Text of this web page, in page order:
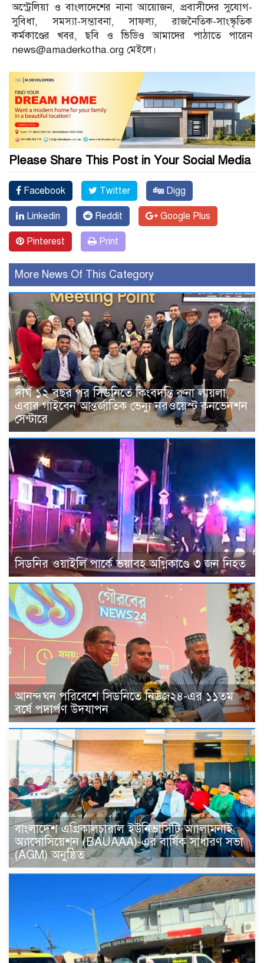
অস্ট্রেলিয়া ও বাংলাদেশের নানা আয়োজন, প্রবাসীদের সুযোগ-
সুবিধা, সমস্যা-সম্ভাবনা, সাফল্য, রাজনৈতিক-সাংস্কৃতিক
কর্মকাণ্ডের খবর, ছবি ও ভিডিও আমাদের পাঠাতে পারেন
news@amaderkotha.org মেইলে।
Please Share This Post in Your Social Media
Facebook Twitter Digg
Linkedin Reddit Google Plus
Pinterest Print
More News Of This Category
দীর্ঘ ১২ বছর পর সিডনিতে কিংবদন্তি রুনা লায়লা,
এবার গাইবেন আন্তর্জাতিক ভেন্যু নরওয়েস্ট কনভেনশন
সেন্টারে
সিডনির ওয়াইলি পার্কে ভয়াবহ অগ্নিকাণ্ডে ৩ জন নিহত
আনন্দঘন পরিবেশে সিডনিতে নিউজ২৪-এর ১১তম
বর্ষে পদার্পণ উদযাপন
বাংলাদেশ এগ্রিকালচারাল ইউনিভার্সিটি অ্যালামনাই
অ্যাসোসিয়েশন (BAUAAA)-এর বার্ষিক সাধারণ সভা
(AGM) অনুষ্ঠিত